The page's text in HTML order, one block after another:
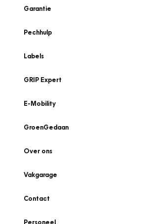
Garantie
Pechhulp
Labels
GRIP Expert
E-Mobility
GroenGedaan
Over ons
Vakgarage
Contact
Personeel